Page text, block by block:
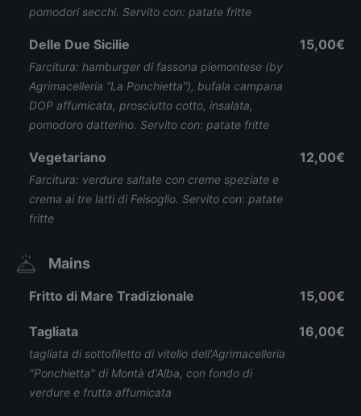
pomodori secchi. Servito con: patate fritte
Delle Due Sicilie
Farcitura: hamburger di fassona piemontese (by
Agrimacelleria “La Ponchietta”), bufala campana
DOP affumicata, prosciutto cotto, insalata,
pomodoro datterino. Servito con: patate fritte
15,00€
Vegetariano
Farcitura: verdure saltate con creme speziate e
crema ai tre latti di Feisoglio. Servito con: patate
fritte
12,00€
Mains
Fritto di Mare Tradizionale 15,00€
Tagliata
tagliata di sottofiletto di vitello dell'Agrimacelleria
"Ponchietta" di Montà d'Alba, con fondo di
verdure e frutta affumicata
16,00€